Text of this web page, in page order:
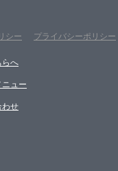
シー プライバシーポリシー
らへ
ュー
わせ